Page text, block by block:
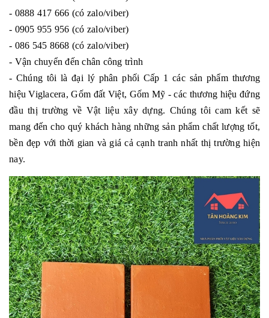
- 0888 417 666 (có zalo/viber)
- 0905 955 956 (có zalo/viber)
- 086 545 8668 (có zalo/viber)
- Vận chuyển đến chân công trình
- Chúng tôi là đại lý phân phối Cấp 1 các sản phẩm thương
hiệu Viglacera, Gốm đất Việt, Gốm Mỹ - các thương hiệu đứng
đầu thị trường về Vật liệu xây dựng. Chúng tôi cam kết sẽ
mang đến cho quý khách hàng những sản phẩm chất lượng tốt,
bền đẹp với thời gian và giá cả cạnh tranh nhất thị trường hiện
nay.